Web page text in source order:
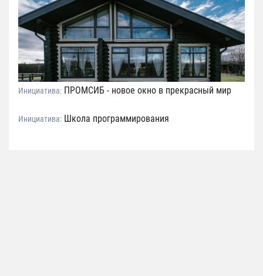
Инициатива: ПРОМСИБ - новое окно в прекрасный мир
Инициатива: Школа программирования